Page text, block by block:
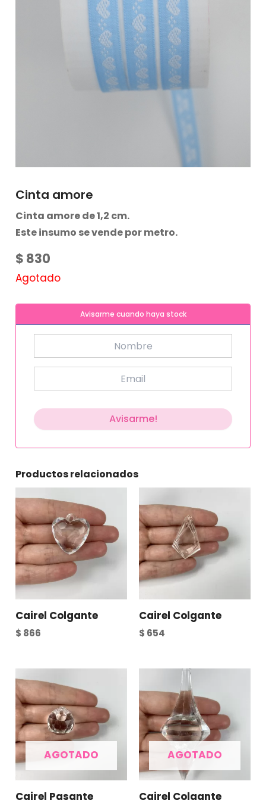
Cinta amore
Cinta amore de 1,2 cm.
Este insumo se vende por metro.
$ 830
Agotado
Avisarme cuando haya stock
Productos relacionados
Cairel Colgante
$ 866
Cairel Colgante
$ 654
AGOTADO
Cairel Pasante
AGOTADO
Cairel Colgante